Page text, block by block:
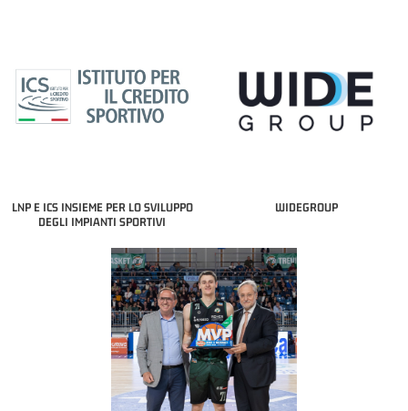
LNP E ICS INSIEME PER LO SVILUPPO
DEGLI IMPIANTI SPORTIVI
WIDEGROUP